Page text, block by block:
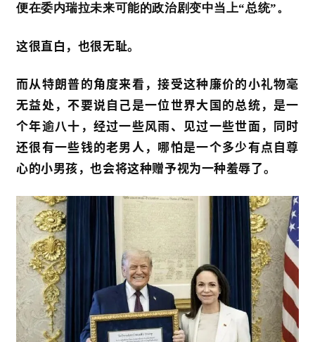
便在委内瑞拉未来可能的政治剧变中当上“总统”。
这很直白，也很无耻。
而从特朗普的角度来看，接受这种廉价的小礼物毫
无益处，不要说自己是一位世界大国的总统，是一
个年逾八十，经过一些风雨、见过一些世面，同时
还很有一些钱的老男人，哪怕是一个多少有点自尊
心的小男孩，也会将这种赠予视为一种羞辱了。